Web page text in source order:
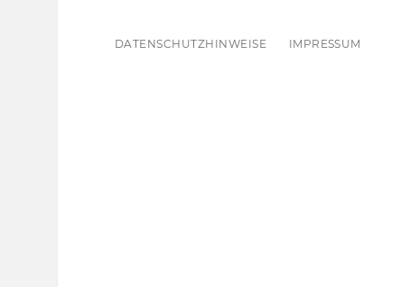
DATENSCHUTZHINWEISE IMPRESSUM